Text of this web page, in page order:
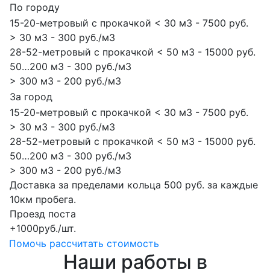
По городу
15-20-метровый с прокачкой < 30 м3 - 7500 руб.
> 30 м3 - 300 руб./м3
28-52-метровый с прокачкой < 50 м3 - 15000 руб.
50…200 м3 - 300 руб./м3
> 300 м3 - 200 руб./м3
За город
15-20-метровый с прокачкой < 30 м3 - 7500 руб.
> 30 м3 - 300 руб./м3
28-52-метровый с прокачкой < 50 м3 - 15000 руб.
50…200 м3 - 300 руб./м3
> 300 м3 - 200 руб./м3
Доставка за пределами кольца 500 руб. за каждые
10км пробега.
Проезд поста
+1000руб./шт.
Помочь рассчитать стоимость
Наши работы в